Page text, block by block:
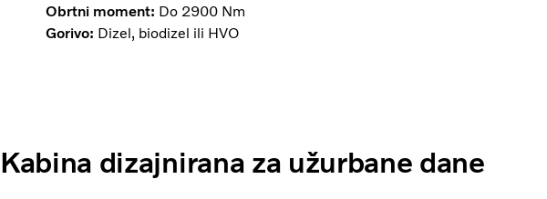
Obrtni moment: Do 2900 Nm
Gorivo: Dizel, biodizel ili HVO
Kabina dizajnirana za užurbane dane